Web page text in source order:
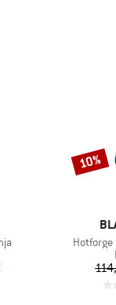
Preis
Artikel
Rabatt
10%